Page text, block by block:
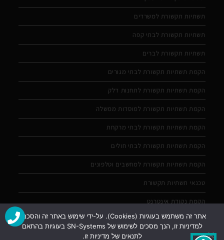
תשתיות תקשורת למשרדים
תשתיות תקשורת לבתי קפה
תשתיות תקשורת לברים
הקמת תשתיות תקשורת לבתי מגורים
הקמת תשתיות תקשורת לתחנות דלק
הקמת תשתיות תקשורת למוסדות ממשלה
הקמת תשתיות תקשורת לבתי מרקחת
הקמת תשתיות תקשורת לבתי חולים
הקמת תשתיות תקשורת למחשבים וטלפונים
טכנאי תשתיות תקשורת
הקמת נקודת אינטרנט
אתר זה משתמש בעוגיות (Cookies). על-ידי שימוש באתר זה והסכמה
למדיניות זו, הנך מסכים לשימוש של SN-Systems בעוגיות בהתאם
לתנאים של מדיניות זו.